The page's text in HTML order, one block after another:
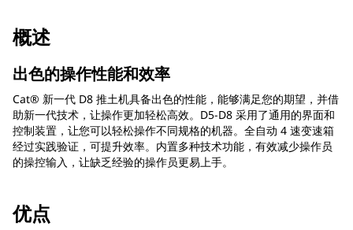
概述
出色的操作性能和效率
Cat® 新一代 D8 推土机具备出色的性能，能够满足您的期望，并借
助新一代技术，让操作更加轻松高效。D5-D8 采用了通用的界面和
控制装置，让您可以轻松操作不同规格的机器。全自动 4 速变速箱
经过实践验证，可提升效率。内置多种技术功能，有效减少操作员
的操控输入，让缺乏经验的操作员更易上手。
优点